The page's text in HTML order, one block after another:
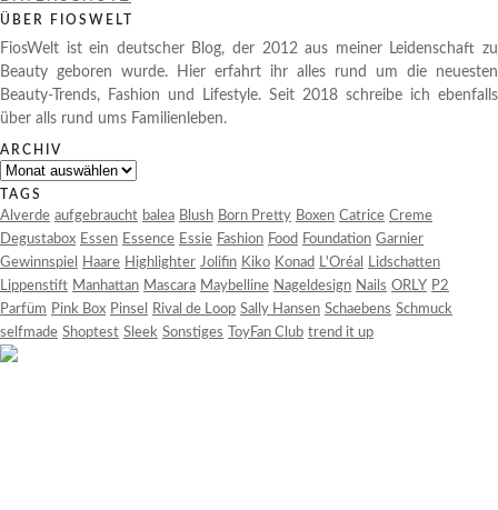
ÜBER FIOSWELT
FiosWelt ist ein deutscher Blog, der 2012 aus meiner Leidenschaft zu
Beauty geboren wurde. Hier erfahrt ihr alles rund um die neuesten
Beauty-Trends, Fashion und Lifestyle. Seit 2018 schreibe ich ebenfalls
über alls rund ums Familienleben.
ARCHIV
Archiv
TAGS
Alverde aufgebraucht balea Blush Born Pretty Boxen Catrice Creme
Degustabox Essen Essence Essie Fashion Food Foundation Garnier
Gewinnspiel
Haare Highlighter Jolifin Kiko Konad L'Oréal
Lidschatten
Lippenstift Manhattan Mascara Maybelline Nageldesign Nails ORLY P2
Parfüm Pink Box Pinsel Rival de Loop Sally Hansen Schaebens Schmuck
selfmade Shoptest Sleek Sonstiges ToyFan Club trend it up